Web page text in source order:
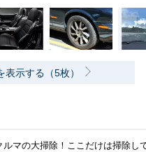
示する（5枚）
ルマの大掃除！ここだけは掃除し